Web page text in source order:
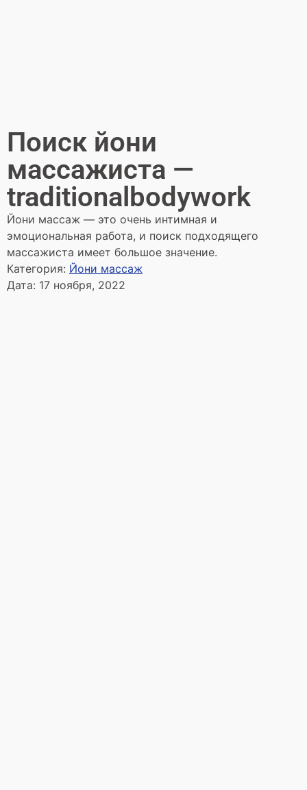
Поиск йони
массажиста —
traditionalbodywork
Йони массаж — это очень интимная и
эмоциональная работа, и поиск подходящего
массажиста имеет большое значение.
Категория: Йони массаж
Дата: 17 ноября, 2022